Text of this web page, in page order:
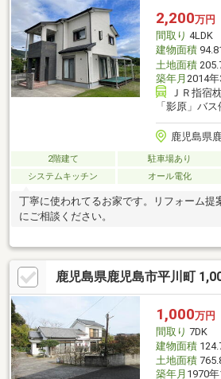
2,200万円
間取り 4LDK
建物面積
土地面積
築年月 2014
ＪＲ指宿
「影原」バ
鹿児島県
2階建て 駐車場あり
システムキッチン
オール電化
丁寧に使われてるお家です。リフォーム提
にご相談ください。
鹿児島県鹿児島市平川町
1,000万円
間取り 7DK
建物面積
土地面積
築年月 1970